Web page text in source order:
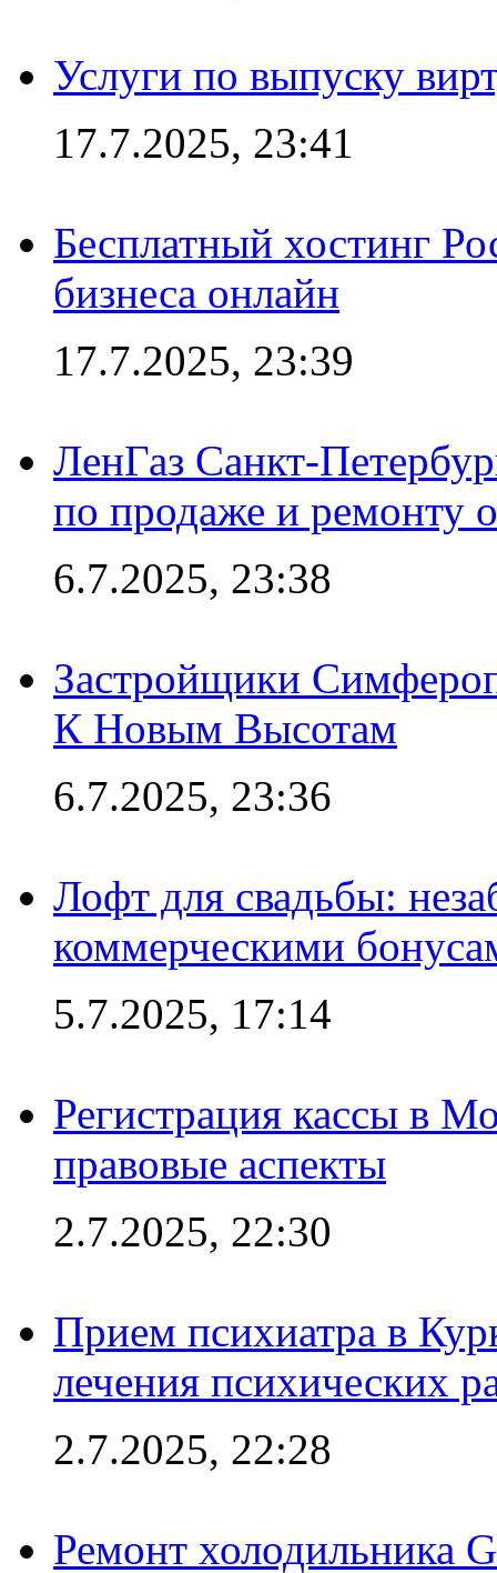
Услуги по выпуску
17.7.2025, 23:41
Бесплатный хостинг
бизнеса онлайн
17.7.2025, 23:39
ЛенГаз Санкт-
по продаже и ремонту
6.7.2025, 23:38
Застройщики
К Новым Высотам
6.7.2025, 23:36
Лофт для свадьбы:
коммерческими
5.7.2025, 17:14
Регистрация кассы в
правовые аспекты
2.7.2025, 22:30
Прием психиатра в
лечения психических
2.7.2025, 22:28
Ремонт холодильника